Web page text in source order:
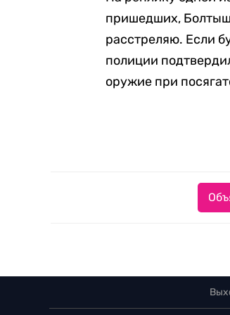
пришедших,
расстреляю. Если
полиции
оружие при